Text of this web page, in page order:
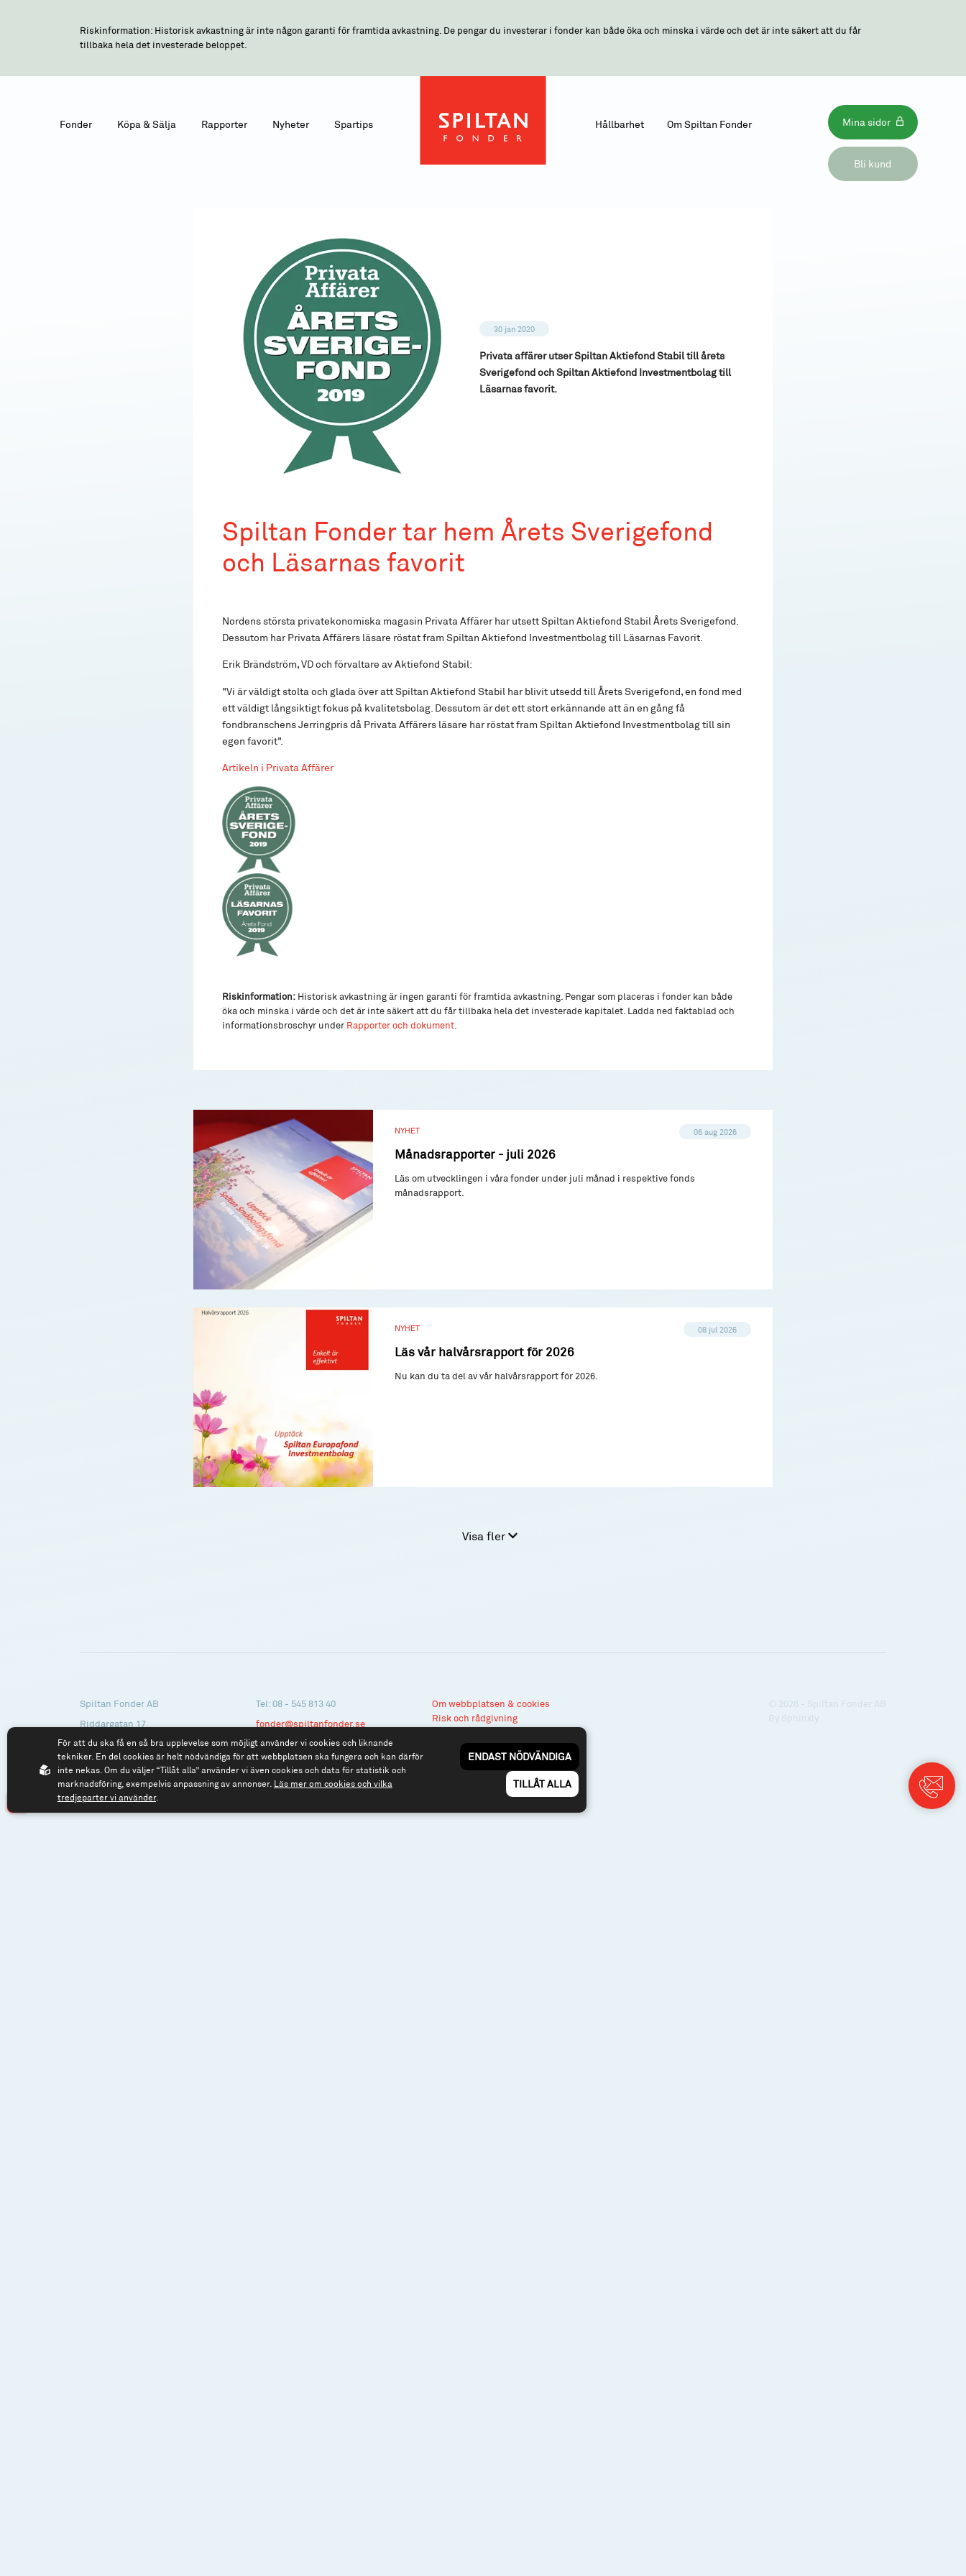
Riskinformation: Historisk avkastning är inte någon garanti för framtida avkastning. De pengar du investerar i fonder kan både öka och minska i värde och det är inte säkert att du får
tillbaka hela det investerade beloppet.
Bli kund
Mina sidor
Fonder Köpa & Sälja Rapporter Nyheter Spartips Om Spiltan Fonder
Hållbarhet
30 jan 2020
Privata affärer utser Spiltan Aktiefond Stabil till årets
Sverigefond och Spiltan Aktiefond Investmentbolag till
Läsarnas favorit.
Spiltan Fonder tar hem Årets Sverigefond
och Läsarnas favorit
Nordens största privatekonomiska magasin Privata Affärer har utsett Spiltan Aktiefond Stabil Årets Sverigefond.
Dessutom har Privata Affärers läsare röstat fram Spiltan Aktiefond Investmentbolag till Läsarnas Favorit.
Erik Brändström, VD och förvaltare av Aktiefond Stabil:
"Vi är väldigt stolta och glada över att Spiltan Aktiefond Stabil har blivit utsedd till Årets Sverigefond, en fond med
ett väldigt långsiktigt fokus på kvalitetsbolag. Dessutom är det ett stort erkännande att än en gång få
fondbranschens Jerringpris då Privata Affärers läsare har röstat fram Spiltan Aktiefond Investmentbolag till sin
egen favorit".
Artikeln i Privata Affärer
Riskinformation:Historisk avkastning är ingen garanti för framtida avkastning. Pengar som placeras i fonder kan både
öka och minska i värde och det är inte säkert att du får tillbaka hela det investerade kapitalet. Ladda ned faktablad och
informationsbroschyr under Rapporter och dokument.
NYHET 06 aug 2026
Månadsrapporter - juli 2026
Läs om utvecklingen i våra fonder under juli månad i respektive fonds
månadsrapport.
NYHET 08 jul 2026
Läs vår halvårsrapport för 2026
Nu kan du ta del av vår halvårsrapport för 2026.
Visa fler
Spiltan Fonder AB
Riddargatan 17
114 57 Stockholm
Tel: 08 - 545 813 40
fonder@spiltanfonder.se
Om webbplatsen & cookies
Risk och rådgivning
© 2026 - Spiltan Fonder AB
By Sphinxly
För att du ska få en så bra upplevelse som möjligt använder vi cookies och liknande
tekniker. En del cookies är helt nödvändiga för att webbplatsen ska fungera och kan därför
inte nekas. Om du väljer “Tillåt alla” använder vi även cookies och data för statistik och
marknadsföring, exempelvis anpassning av annonser. Läs mer om cookies och vilka
tredjeparter vi använder.
ENDAST NÖDVÄNDIGA
TILLÅT ALLA